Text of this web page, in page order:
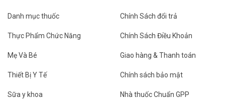
Danh mục thuốc
Thực Phẩm Chức Năng
Mẹ Và Bé
Thiết Bị Y Tế
Sữa y khoa
Chính Sách đổi trả
Chính Sách Điều Khoản
Giao hàng & Thanh toán
Chính sách bảo mật
Nhà thuốc Chuẩn GPP